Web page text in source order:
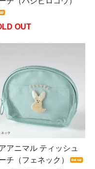
OUT
アニマル ティッシュ
チ（フェネック）